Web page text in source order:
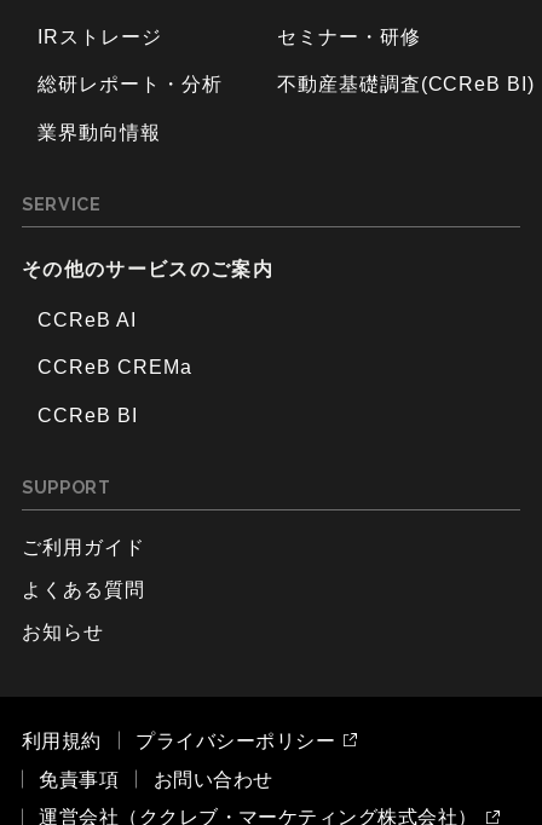
IRストレージ
総研レポート・分析
業界動向情報
セミナー・研修
不動産基礎調査(CCReB BI)
SERVICE
その他のサービスのご案内
CCReB AI
CCReB CREMa
CCReB BI
SUPPORT
ご利用ガイド
よくある質問
お知らせ
利用規約
プライバシーポリシー
免責事項
お問い合わせ
運営会社（ククレブ・マーケティング株式会社）